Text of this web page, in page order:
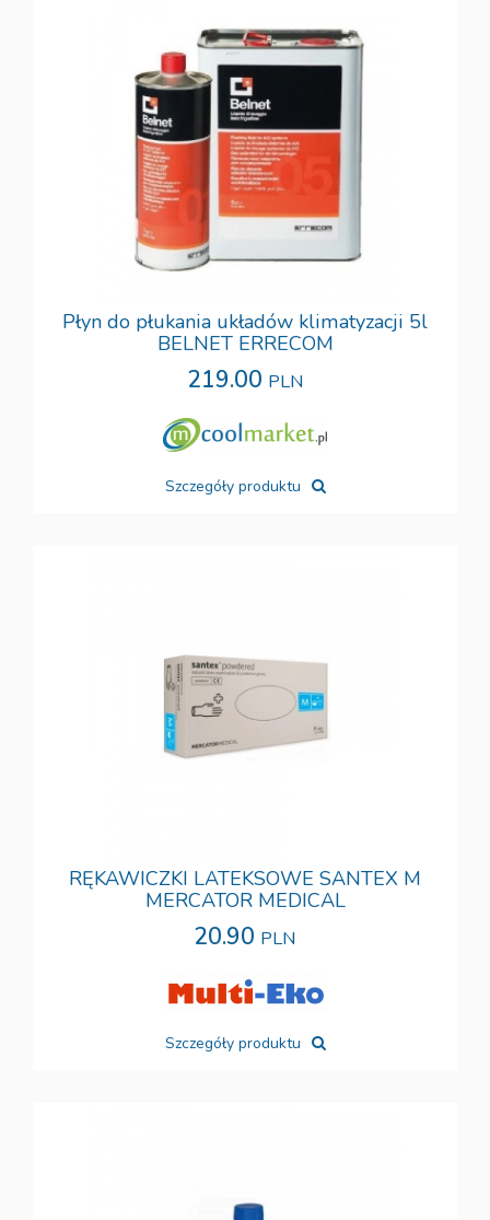
Płyn do płukania układów klimatyzacji 5l
BELNET ERRECOM
219.00 PLN
Szczegóły produktu
RĘKAWICZKI LATEKSOWE SANTEX M
MERCATOR MEDICAL
20.90 PLN
Szczegóły produktu